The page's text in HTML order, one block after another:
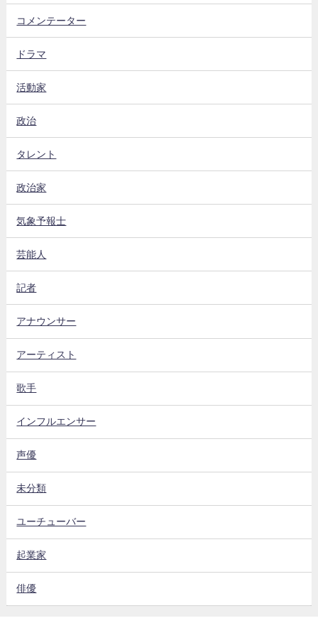
コメンテーター
ドラマ
活動家
政治
タレント
政治家
気象予報士
芸能人
記者
アナウンサー
アーティスト
歌手
インフルエンサー
声優
未分類
ユーチューバー
起業家
俳優